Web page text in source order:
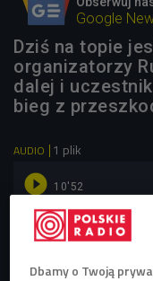
Google
Dziś na topie
organizatorzy
dalej i
bieg z
AUDIO 1 plik
 10'52
Runmaggedon -
lubiących
Dbamy o Twoją